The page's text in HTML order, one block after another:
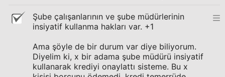
Şube çalışanlarının ve şube müdürlerinin
insiyatif kullanma hakları var. +1
Ama şöyle de bir durum var diye biliyorum.
Diyelim ki, x bir adama şube müdürü insiyatif
kullanarak krediyi onaylattı sisteme. Bu x